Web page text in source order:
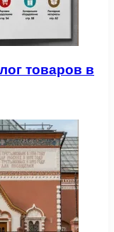
товаров в